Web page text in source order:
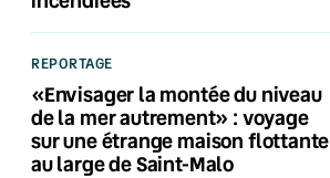
REPORTAGE
«Envisager la montée du niveau
de la mer autrement» : voyage
sur une étrange maison flottante
au large de Saint-Malo